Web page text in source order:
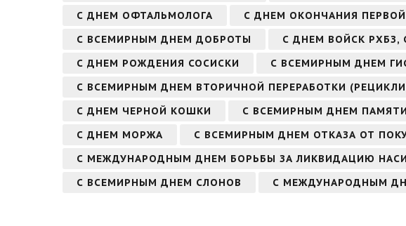
С ДНЕМ ОФТАЛЬМОЛОГА
С ДНЕМ ОКОНЧАНИЯ
С ВСЕМИРНЫМ ДНЕМ ДОБРОТЫ
С ДНЕМ ВОЙСК
С ДНЕМ РОЖДЕНИЯ СОСИСКИ
С ВСЕМИРНЫМ ДНЕМ
С ВСЕМИРНЫМ ДНЕМ ВТОРИЧНОЙ ПЕРЕРАБОТКИ
С ДНЕМ ЧЕРНОЙ КОШКИ
С ВСЕМИРНЫМ ДНЕМ
С ДНЕМ МОРЖА
С ВСЕМИРНЫМ ДНЕМ ОТКАЗА ОТ
С МЕЖДУНАРОДНЫМ ДНЕМ БОРЬБЫ ЗА ЛИКВИДАЦИЮ
С ВСЕМИРНЫМ ДНЕМ СЛОНОВ
С МЕЖДУНАРОДНЫМ